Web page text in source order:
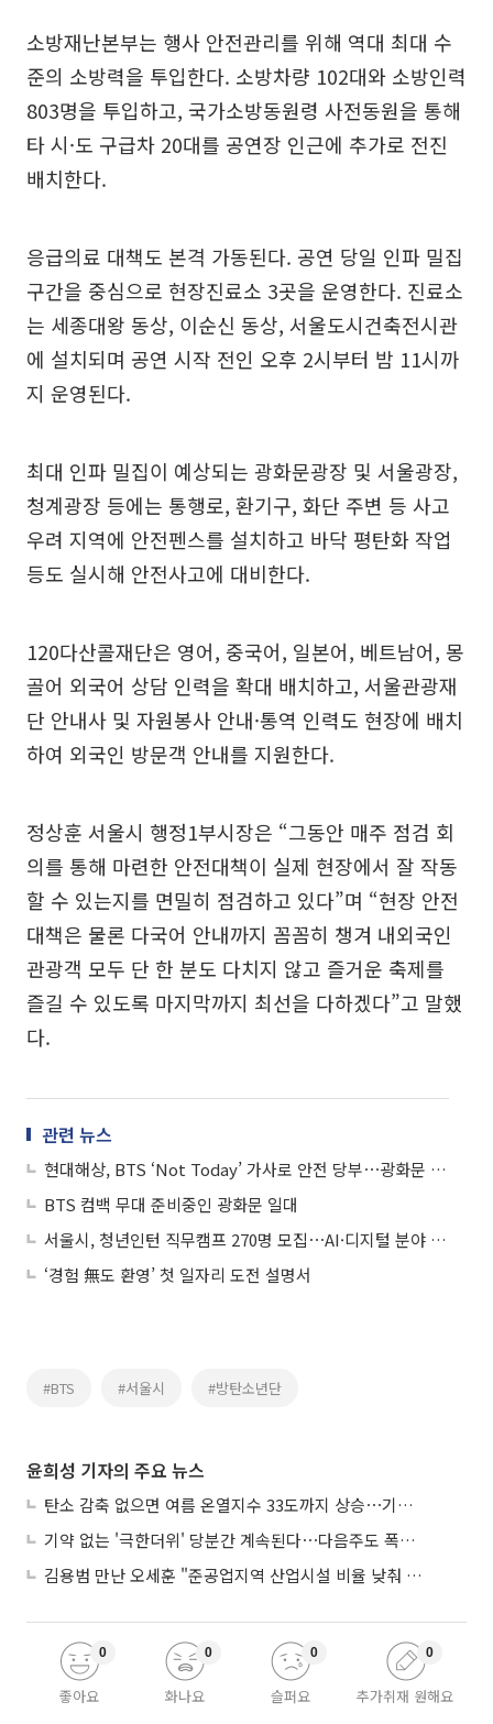
소방재난본부는 행사 안전관리를 위해 역대 최대 수
준의 소방력을 투입한다. 소방차량 102대와 소방인력
803명을 투입하고, 국가소방동원령 사전동원을 통해
타 시·도 구급차 20대를 공연장 인근에 추가로 전진
배치한다.
응급의료 대책도 본격 가동된다. 공연 당일 인파 밀집
구간을 중심으로 현장진료소 3곳을 운영한다. 진료소
는 세종대왕 동상, 이순신 동상, 서울도시건축전시관
에 설치되며 공연 시작 전인 오후 2시부터 밤 11시까
지 운영된다.
최대 인파 밀집이 예상되는 광화문광장 및 서울광장,
청계광장 등에는 통행로, 환기구, 화단 주변 등 사고
우려 지역에 안전펜스를 설치하고 바닥 평탄화 작업
등도 실시해 안전사고에 대비한다.
120다산콜재단은 영어, 중국어, 일본어, 베트남어, 몽
골어 외국어 상담 인력을 확대 배치하고, 서울관광재
단 안내사 및 자원봉사 안내·통역 인력도 현장에 배치
하여 외국인 방문객 안내를 지원한다.
정상훈 서울시 행정1부시장은 “그동안 매주 점검 회
의를 통해 마련한 안전대책이 실제 현장에서 잘 작동
할 수 있는지를 면밀히 점검하고 있다”며 “현장 안전
대책은 물론 다국어 안내까지 꼼꼼히 챙겨 내외국인
관광객 모두 단 한 분도 다치지 않고 즐거운 축제를
즐길 수 있도록 마지막까지 최선을 다하겠다”고 말했
다.
관련 뉴스
현대해상, BTS ‘Not Today’ 가사로 안전 당부⋯광화문 현수막 게시
BTS 컴백 무대 준비중인 광화문 일대
서울시, 청년인턴 직무캠프 270명 모집⋯AI·디지털 분야 첫 도입
‘경험 無도 환영’ 첫 일자리 도전 설명서
#BTS #서울시 #방탄소년단
윤희성 기자의 주요 뉴스
탄소 감축 없으면 여름 온열지수 33도까지 상승⋯기상청, 2100년 미래전망
기약 없는 '극한더위' 당분간 계속된다⋯다음주도 폭염·열대야 지속
김용범 만난 오세훈 "준공업지역 산업시설 비율 낮춰 공급 늘려야"
좋아요
0
화나요
0
슬퍼요
0
추가취재 원해요
0